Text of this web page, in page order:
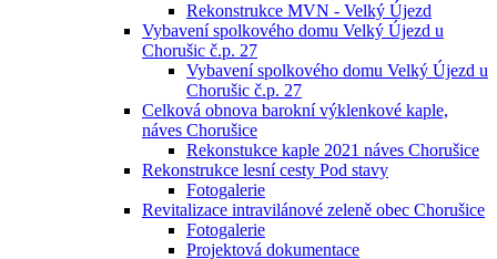
Rekonstrukce MVN - Velký Újezd
Vybavení spolkového domu Velký Újezd u
Chorušic č.p. 27
Vybavení spolkového domu Velký Újezd u
Chorušic č.p. 27
Celková obnova barokní výklenkové kaple,
náves Chorušice
Rekonstukce kaple 2021 náves Chorušice
Rekonstrukce lesní cesty Pod stavy
Fotogalerie
Revitalizace intravilánové zeleně obec Chorušice
Fotogalerie
Projektová dokumentace